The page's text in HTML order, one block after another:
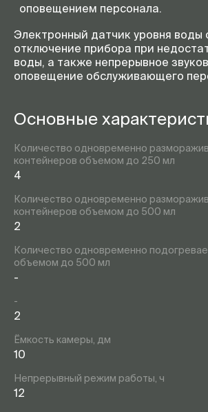
оповещением персонала.
Электронный датчик уровня воды
отключение прибора при
воды, а также непрерывное
оповещение обслуживающего
Основные
Количество одновременно
контейнеров объемом до 250 мл
4
Количество одновременно
контейнеров объемом до 500 мл
2
Количество одновременно
объемом до 500 мл
-
-
2
Ёмкость камеры, дм
10
Непрерывный режим работы, ч
12